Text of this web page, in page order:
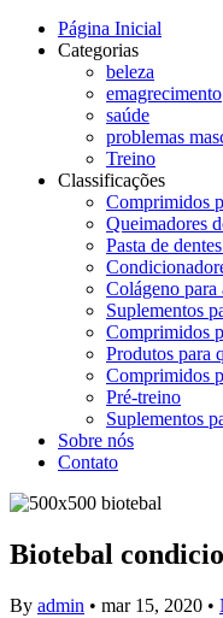
Página Inicial
Categorias
beleza
emagrecimento
saúde
problemas
Treino
Classificações
Comprimidos
Queimadores
Pasta de
Colágeno para
Suplementos
Comprimidos
Produtos para
Comprimidos
Pré-treino
Suplementos
Sobre nós
Contato
Biotebal
By admin • mar 15, 2020 •